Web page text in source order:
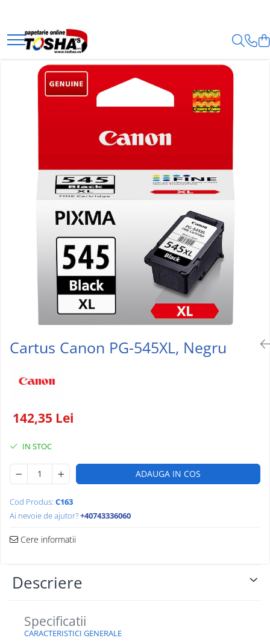
PRODUSE
TIPIZATE
MEDICALE
FISCALE
PAZĂ ȘI PROTECȚIE
PROTECȚIA MUNCII
ASOCIAȚII DE PROPRIETARI
SPECIALE
HOTEL ȘI RESTAURANT
CARTUSE TONERE
HARTIE SI ARTICOLE DIN HARTIE
HARTIE COPIATOR
Cartus Canon PG-545XL, Negru
142,35 Lei
IN STOC
ADAUGA IN COS
Cod Produs: C163
Ai nevoie de ajutor?+40743336060
Cere informatii
Descriere
Specificatii
CARACTERISTICI GENERALE